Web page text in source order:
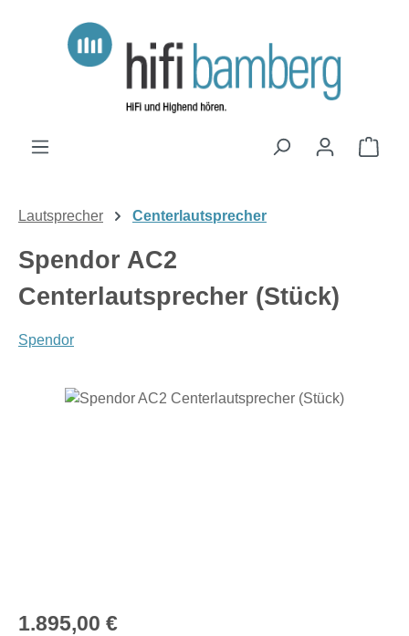
Zum Hauptinhalt springen
Lautsprecher Centerlautsprecher
Spendor AC2
Centerlautsprecher (Stück)
Spendor
Bildergalerie überspringen
Regulärer Preis:
1.895,00 €